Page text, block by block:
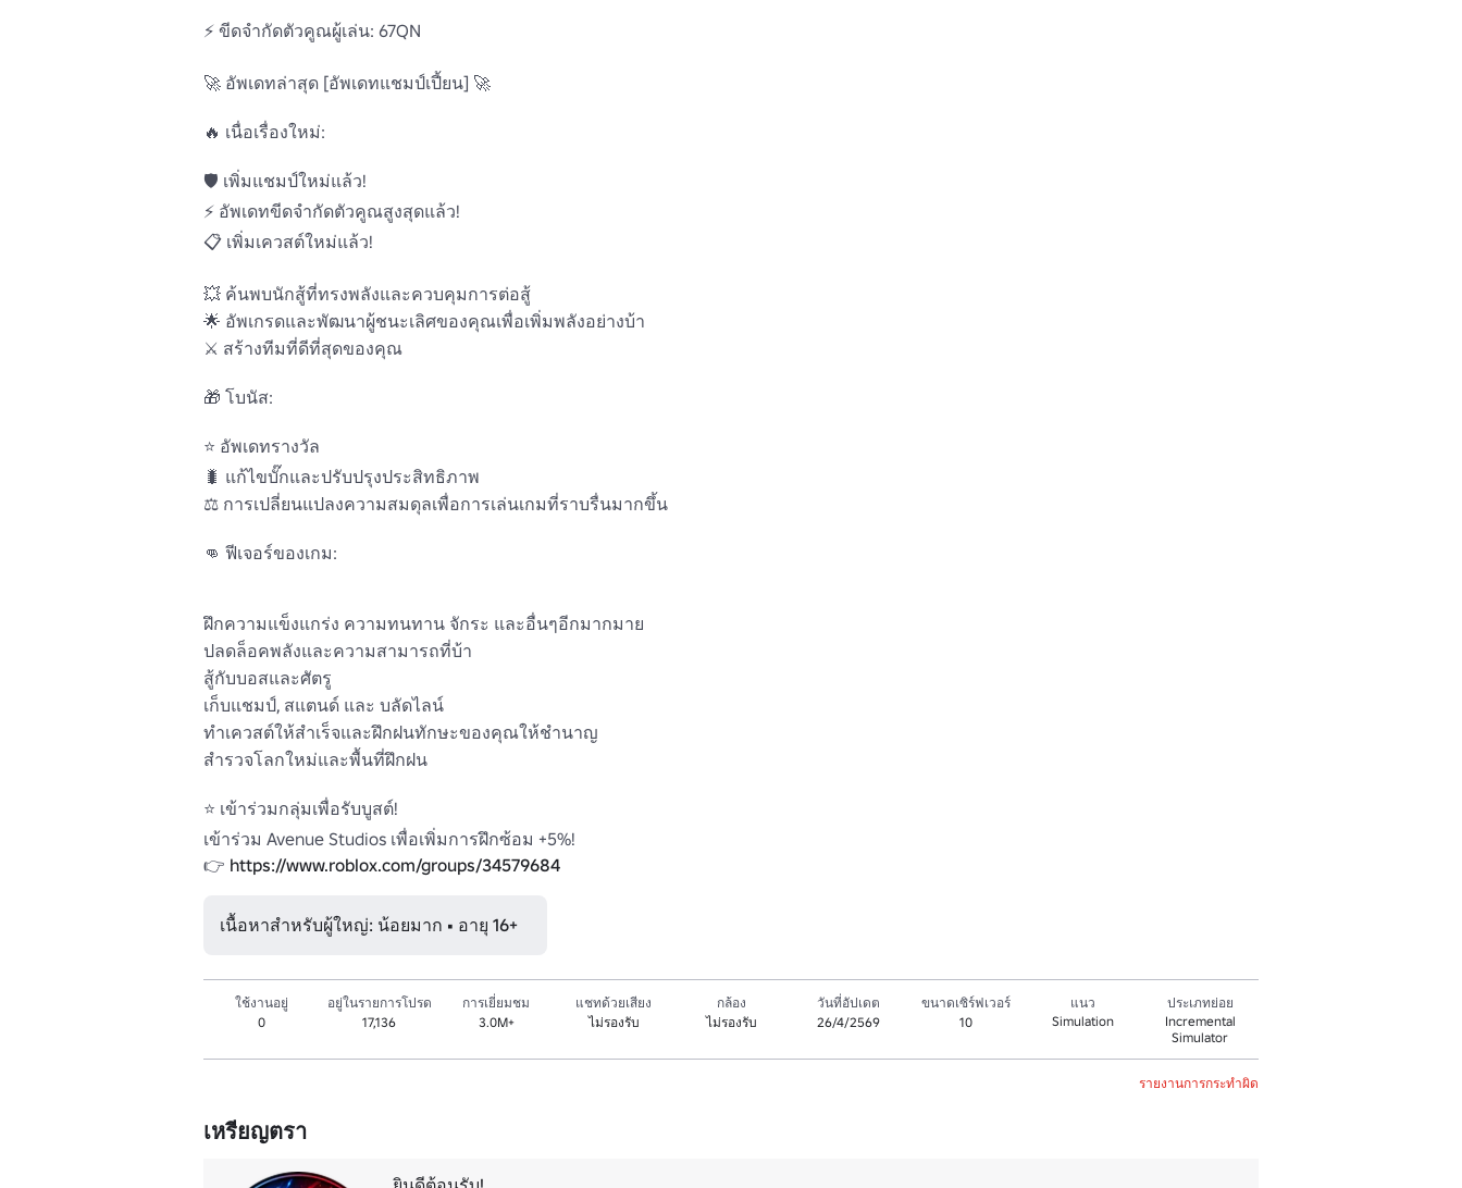
⚡ ขีดจำกัดตัวคูณผู้เล่น: 67QN
🚀 อัพเดทล่าสุด [อัพเดทแชมป์เปี้ยน] 🚀
🔥 เนื่อเรื่องใหม่:
🛡️ เพิ่มแชมป์ใหม่แล้ว!
⚡ อัพเดทขีดจำกัดตัวคูณสูงสุดแล้ว!
📋 เพิ่มเควสต์ใหม่แล้ว!
💥 ค้นพบนักสู้ที่ทรงพลังและควบคุมการต่อสู้
🌟 อัพเกรดและพัฒนาผู้ชนะเลิศของคุณเพื่อเพิ่มพลังอย่างบ้า
⚔️ สร้างทีมที่ดีที่สุดของคุณ
🎁 โบนัส:
⭐ อัพเดทรางวัล
🐛 แก้ไขบั๊กและปรับปรุงประสิทธิภาพ
⚖️ การเปลี่ยนแปลงความสมดุลเพื่อการเล่นเกมที่ราบรื่นมากขึ้น
👊 ฟีเจอร์ของเกม:
ฝึกความแข็งแกร่ง ความทนทาน จักระ และอื่นๆอีกมากมาย
ปลดล็อคพลังและความสามารถที่บ้า
สู้กับบอสและศัตรู
เก็บแชมป์, สแตนด์ และ บลัดไลน์
ทำเควสต์ให้สำเร็จและฝึกฝนทักษะของคุณให้ชำนาญ
สำรวจโลกใหม่และพื้นที่ฝึกฝน
⭐ เข้าร่วมกลุ่มเพื่อรับบูสต์!
เข้าร่วม Avenue Studios เพื่อเพิ่มการฝึกซ้อม +5%!
👉 https://www.roblox.com/groups/34579684
เนื้อหาสำหรับผู้ใหญ่: น้อยมาก • อายุ 16+
ใช้งานอยู่
0
อยู่ในรายการโปรด
17,136
การเยี่ยมชม
3.0M+
แชทด้วยเสียง
ไม่รองรับ
กล้อง
ไม่รองรับ
วันที่อัปเดต
26/4/2569
ขนาดเซิร์ฟเวอร์
10
แนว
Simulation
ประเภทย่อย
Incremental
Simulator
รายงานการกระทำผิด
เหรียญตรา